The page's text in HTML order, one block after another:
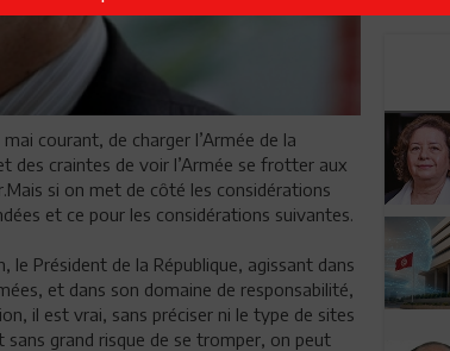
courant, de charger l’Armée de la
des craintes de voir l’Armée se frotter aux
si on met de côté les considérations
et ce pour les considérations suivantes.
Président de la République, agissant dans
et dans son domaine de responsabilité,
il est vrai, sans préciser ni le type de sites
grand risque de se tromper, on peut